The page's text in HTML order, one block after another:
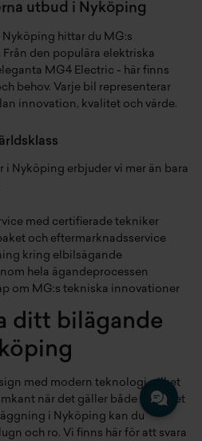
utbud i Nyköping
hittar du MG:s
den populära elektriska
MG4 Electric - här finns
behov. Varje bil representerar
innovation, kvalitet och värde.
Nyköping erbjuder vi mer än bara
med certifierade tekniker
och eftermarknadsservice
kring elbilsägande
hela ägandeprocessen
om MG:s tekniska innovationer
ditt bilägande
med modern teknologi, vilket
när det gäller både säkerhet
i Nyköping kan du
och ro. Vi finns här för att svara